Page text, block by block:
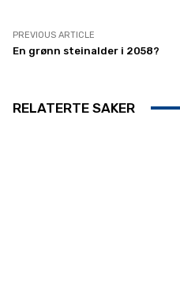
PREVIOUS ARTICLE
En grønn steinalder i 2058?
RELATERTE SAKER